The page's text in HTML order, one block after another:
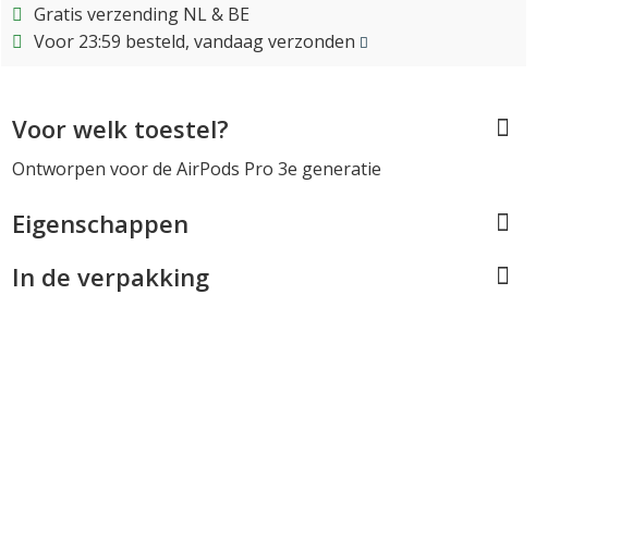
Gratis verzending NL & BE
Voor 23:59 besteld, vandaag verzonden
Voor welk toestel?
Ontworpen voor de AirPods Pro 3e generatie
Eigenschappen
In de verpakking